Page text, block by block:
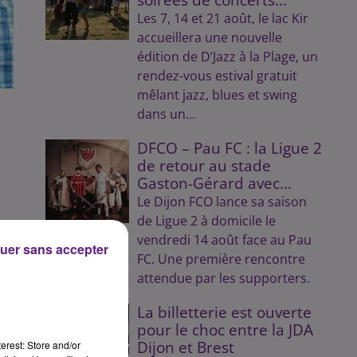
Les 7, 14 et 21 août, le lac Kir
accueillera une nouvelle
édition de D’Jazz à la Plage, un
rendez-vous estival gratuit
mêlant jazz, blues et swing
dans un...
DFCO – Pau FC : la Ligue 2
de retour au stade
Gaston-Gérard avec...
Le Dijon FCO lance sa saison
de Ligue 2 à domicile le
vendredi 14 août face au Pau
FC. Une première rencontre
attendue par les supporters.
La billetterie est ouverte
pour le choc entre la JDA
Dijon et Brest
Store and/or
sans accepter